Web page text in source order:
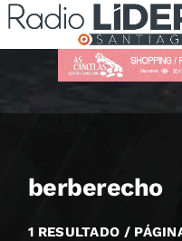
berberecho
1 RESULTADO /